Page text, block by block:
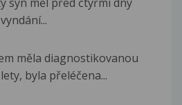
měla diagnostikovanou
byla přeléčena...